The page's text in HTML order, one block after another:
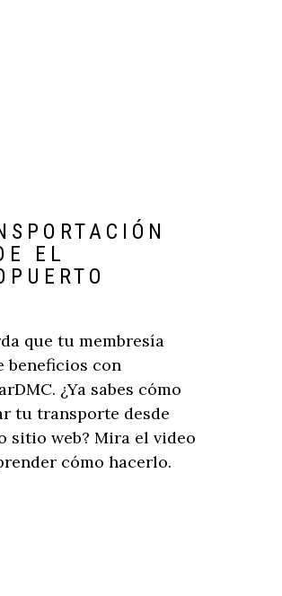
EL
que tu membresía
beneficios con
¿Ya sabes cómo
tu transporte desde
sitio web? Mira el video
cómo hacerlo.